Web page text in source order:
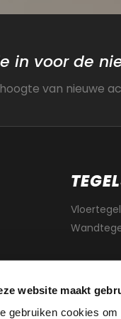
website maakt
gebruiken cookies
in voor de
van nieuwe